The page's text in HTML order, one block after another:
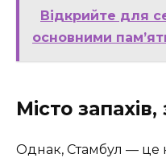
Відкрийте для
основними
Місто запахів,
Однак, Стамбул — це